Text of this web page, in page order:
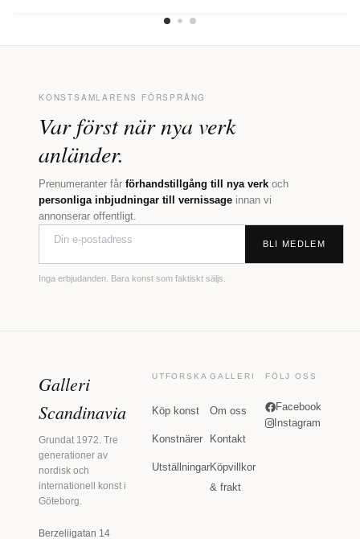
KONSTSAMLARENS FÖRSPRÅNG
Var först när nya verk
anländer.
Prenumeranter får förhandstillgång till nya verk och
personliga inbjudningar till vernissage innan vi
annonserar offentligt.
BLI MEDLEM
Inga erbjudanden. Bara konst som faktiskt säljs.
Galleri
Scandinavia
Grundat 1972. Tre
generationer av
nordisk och
internationell konst i
Göteborg.
Berzeliigatan 14
UTFORSKA
Köp konst
Konstnärer
Utställningar
GALLERI
Om oss
Kontakt
Köpvillkor
& frakt
FÖLJ OSS
Facebook
Instagram